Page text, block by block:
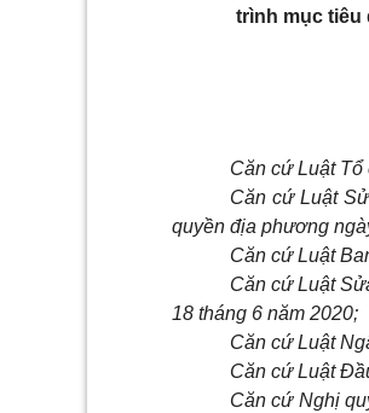
trình mục tiêu
Căn cứ Luật
Căn cứ Luật
quyền địa phương
Căn cứ Luật
Căn cứ Luật
18 tháng 6 năm 2020;
Căn cứ Luật
Căn cứ Luật
Căn cứ Nghị